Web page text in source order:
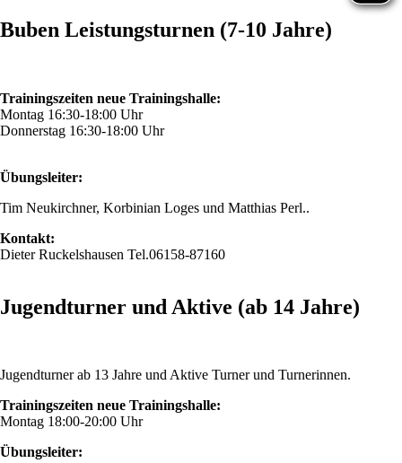
Buben Leistungsturnen (7-10 Jahre)
Trainingszeiten neue Trainingshalle:
Montag 16:30-18:00 Uhr
Donnerstag 16:30-18:00 Uhr
Übungsleiter:
Tim Neukirchner, Korbinian Loges und Matthias Perl..
Kontakt:
Dieter Ruckelshausen Tel.06158-87160
Jugendturner und Aktive (ab 14 Jahre)
Jugendturner ab 13 Jahre und Aktive Turner und Turnerinnen.
Trainingszeiten neue Trainingshalle:
Montag 18:00-20:00 Uhr
Übungsleiter: